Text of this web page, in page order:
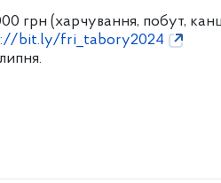
грн (харчування, побут,
bit.ly/fri_tabory2024